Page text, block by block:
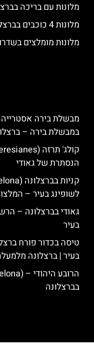
מלונות עם בריכה
מלונות 4 כוכבים בברצלונה
מלונות מומלצים
במבשלת בירה –
הנסתרת של גאודי
לשופינג בעיר –
גאודי בברצלונה –
בעיר
טיסה בכדור פורח
בעיר | ברצלונה
בברצלונה